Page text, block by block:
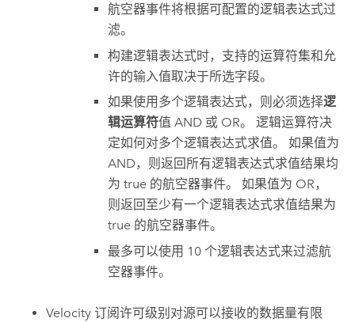
航空器事件将根据可配置的逻辑表达式过
滤。
构建逻辑表达式时，支持的运算符集和允
许的输入值取决于所选字段。
如果使用多个逻辑表达式，则必须选择逻
辑运算符值 AND 或 OR。 逻辑运算符决
定如何对多个逻辑表达式求值。 如果值为
AND，则返回所有逻辑表达式求值结果均
为 true 的航空器事件。 如果值为 OR，
则返回至少有一个逻辑表达式求值结果为
true 的航空器事件。
最多可以使用 10 个逻辑表达式来过滤航
空器事件。
Velocity 订阅许可级别对源可以接收的数据量有限